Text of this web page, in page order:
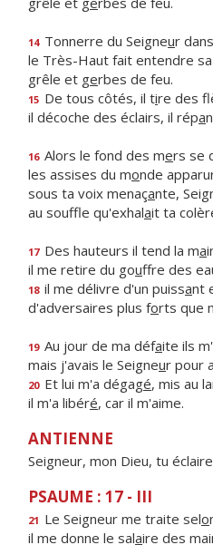
14 Tonnerre du Seigneur
le Très-Haut fait entendre sa
grêle et gerbes de feu.
15 De tous côtés, il tire des
il décoche des éclairs, il répa
16 Alors le fond des mers se
les assises du monde
sous ta voix menaçante,
au souffle qu'exhalait ta
17 Des hauteurs il tend la ma
il me retire du gouffre des
18 il me délivre d'un puissant
d'adversaires plus forts que
19 Au jour de ma défaite ils
mais j'avais le Seigneur pour
20 Et lui m'a dégagé, mis au
il m'a libéré, car il m'aime.
ANTIENNE
Seigneur, mon Dieu, tu
PSAUME : 17 - III
21 Le Seigneur me traite selo
il me donne le salaire des